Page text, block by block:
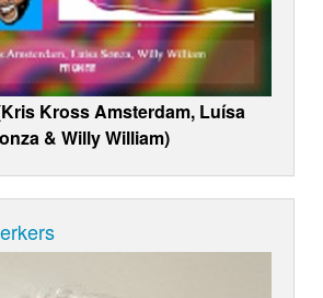
Kross Amsterdam, Luísa
& Willy William)